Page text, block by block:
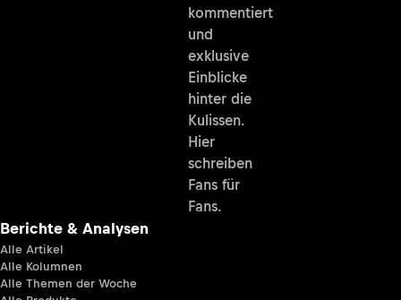
kommentiert
und
exklusive
Einblicke
hinter die
Kulissen.
Hier
schreiben
Fans für
Fans.
Berichte & Analysen
Alle Artikel
Alle Kolumnen
Alle Themen der Woche